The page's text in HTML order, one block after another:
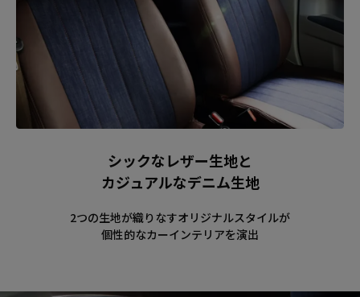
シックなレザー生地と
カジュアルなデニム生地
2つの生地が織りなすオリジナルスタイルが
個性的なカーインテリアを演出